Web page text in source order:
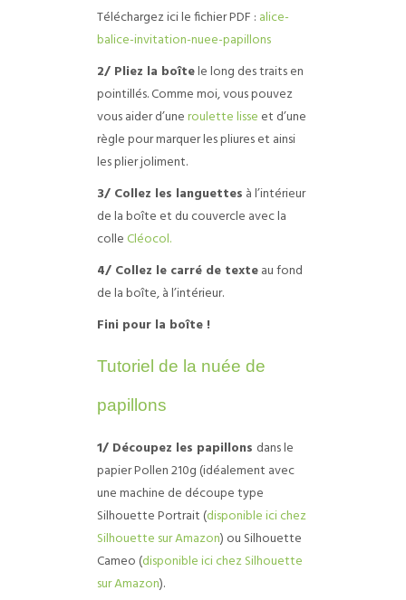
Téléchargez ici le fichier PDF : alice-
balice-invitation-nuee-papillons
2/ Pliez la boîtele long des traits en
pointillés. Comme moi, vous pouvez
vous aider d’uneroulette lisse et d’une
règle pour marquer les pliures et ainsi
les plier joliment.
3/ Collez les languettes à l’intérieur
de la boîte et du couvercle avec la
colleCléocol.
4/ Collez le carré de texteau fond
de la boîte, à l’intérieur.
Fini pour la boîte !
Tutoriel de la nuée de
papillons
1/ Découpez les papillons dans le
papier Pollen 210g (idéalement avec
une machine de découpe type
Silhouette Portrait (disponible ici chez
Silhouette sur Amazon) ou Silhouette
Cameo (disponible ici chez Silhouette
sur Amazon).